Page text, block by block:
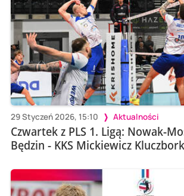
29 Styczeń 2026, 15:10 Aktualności
Czwartek z PLS 1. Ligą: Nowak-
Będzin - KKS Mickiewicz